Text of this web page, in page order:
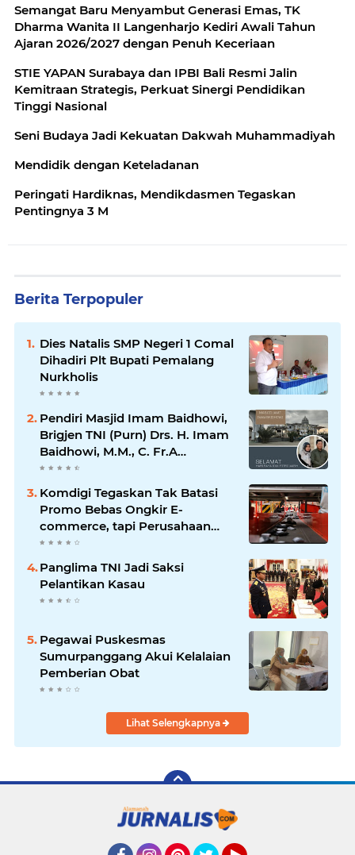
Semangat Baru Menyambut Generasi Emas, TK
Dharma Wanita II Langenharjo Kediri Awali Tahun
Ajaran 2026/2027 dengan Penuh Keceriaan
STIE YAPAN Surabaya dan IPBI Bali Resmi Jalin
Kemitraan Strategis, Perkuat Sinergi Pendidikan
Tinggi Nasional
Seni Budaya Jadi Kekuatan Dakwah Muhammadiyah
Mendidik dengan Keteladanan
Peringati Hardiknas, Mendikdasmen Tegaskan
Pentingnya 3 M
Berita Terpopuler
Dies Natalis SMP Negeri 1 Comal
Dihadiri Plt Bupati Pemalang
Nurkholis
Pendiri Masjid Imam Baidhowi,
Brigjen TNI (Purn) Drs. H. Imam
Baidhowi, M.M., C. Fr.A
Mengucapkan Selamat Idul Fitri
1445 H
Komdigi Tegaskan Tak Batasi
Promo Bebas Ongkir E-
commerce, tapi Perusahaan
Kurir
Panglima TNI Jadi Saksi
Pelantikan Kasau
Pegawai Puskesmas
Sumurpanggang Akui Kelalaian
Pemberian Obat
Lihat Selengkapnya